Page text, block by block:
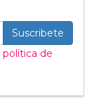
Suscribete
política de